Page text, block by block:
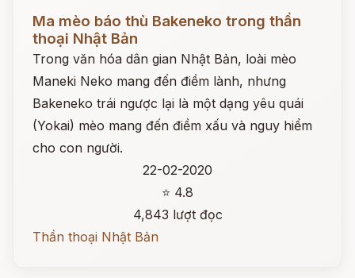
Ma mèo báo thù Bakeneko trong thần
thoại Nhật Bản
Trong văn hóa dân gian Nhật Bản, loài mèo
Maneki Neko mang đến điềm lành, nhưng
Bakeneko trái ngược lại là một dạng yêu quái
(Yokai) mèo mang đến điềm xấu và nguy hiểm
cho con người.
22-02-2020
⭐ 4.8
4,843 lượt đọc
Thần thoại Nhật Bản